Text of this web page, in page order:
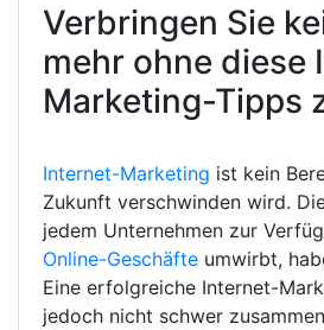
Verbringen Sie
mehr ohne diese
Marketing-Tipps
Internet-Marketing ist kein
Zukunft verschwinden wird.
jedem Unternehmen zur
Online-Geschäfte umwirbt,
Eine erfolgreiche Internet-
jedoch nicht schwer